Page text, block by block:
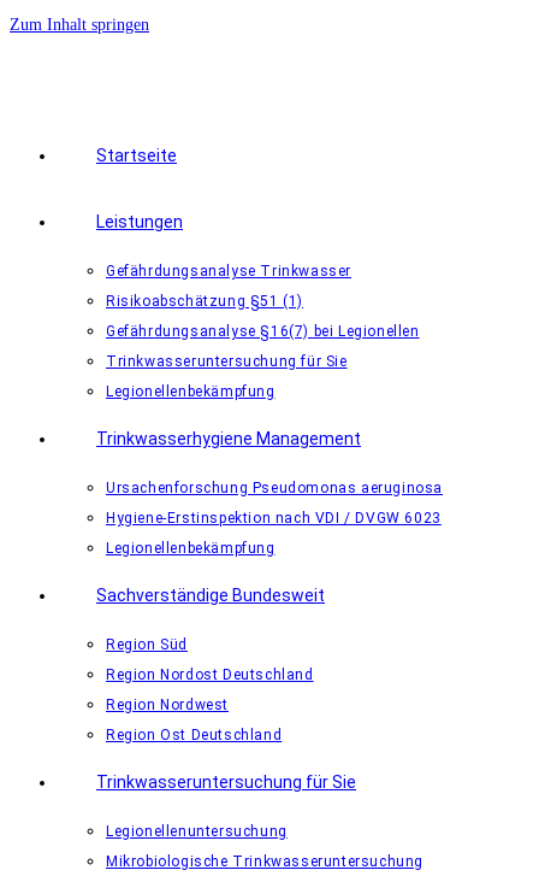
Zum Inhalt springen
Startseite
Leistungen
Gefährdungsanalyse Trinkwasser
Risikoabschätzung §51 (1)
Gefährdungsanalyse §16(7) bei Legionellen
Trinkwasseruntersuchung für Sie
Legionellenbekämpfung
Trinkwasserhygiene Management
Ursachenforschung Pseudomonas aeruginosa
Hygiene-Erstinspektion nach VDI / DVGW 6023
Legionellenbekämpfung
Sachverständige Bundesweit
Region Süd
Region Nordost Deutschland
Region Nordwest
Region Ost Deutschland
Trinkwasseruntersuchung für Sie
Legionellenuntersuchung
Mikrobiologische Trinkwasseruntersuchung